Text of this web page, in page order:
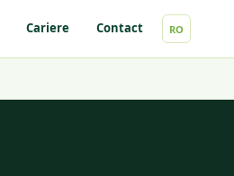
Cariere Contact RO